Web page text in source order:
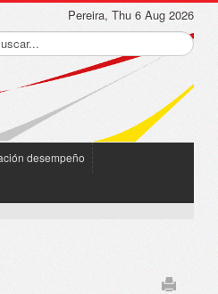
Pereira, Thu 6 Aug 2026
desempeño